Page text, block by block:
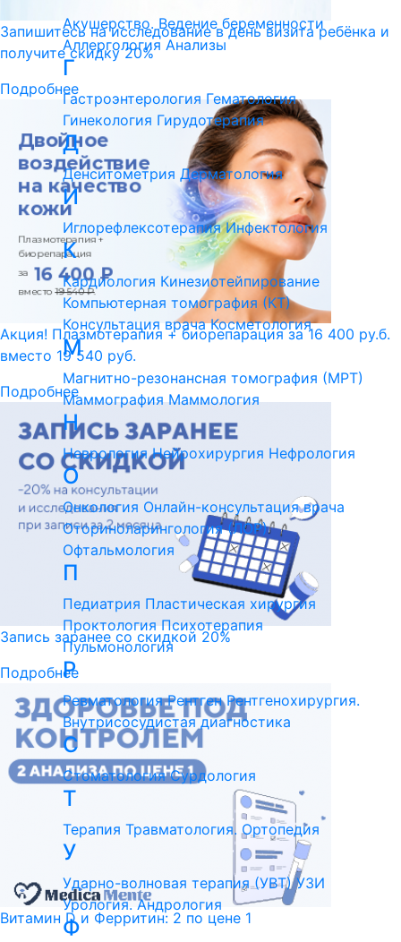
Запишитесь на исследование в день визита ребёнка и
получите скидку 20%
Подробнее
Акция! Плазмотерапия + биорепарация за 16 400 ру.б.
вместо 19 540 руб.
Подробнее
Запись заранее со скидкой 20%
Подробнее
Витамин D и Ферритин: 2 по цене 1
Акушерство. Ведение беременности
Аллергология Анализы
Г
Гастроэнтерология Гематология
Гинекология Гирудотерапия
Д
Денситометрия Дерматология
И
Иглорефлексотерапия Инфектология
К
Кардиология Кинезиотейпирование
Компьютерная томография (КТ)
Консультация врача Косметология
М
Магнитно-резонансная томография (МРТ)
Маммография Маммология
Н
Неврология Нейрохирургия Нефрология
О
Онкология Онлайн-консультация врача
Оториноларингология (ЛОР)
Офтальмология
П
Педиатрия Пластическая хирургия
Проктология Психотерапия
Пульмонология
Р
Ревматология Рентген Рентгенохирургия.
Внутрисосудистая диагностика
С
Стоматология Сурдология
Т
Терапия Травматология. Ортопедия
У
Ударно-волновая терапия (УВТ) УЗИ
Урология. Андрология
Ф